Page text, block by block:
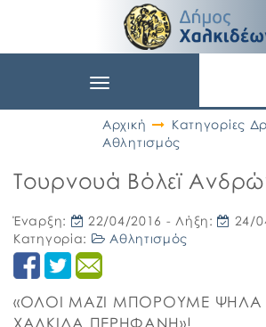
Toggle
Αρχική
Κατηγορίες
Αθλητισμός
Τουρνουά Βόλεϊ
Έναρξη: 22/04/2016 - Λήξη:
24/
Κατηγορία:
Αθλητισμός
«ΟΛΟΙ ΜΑΖΙ ΜΠΟΡΟΥΜΕ ΨΗΛΑ
ΧΑΛΚΙΔΑ ΠΕΡΗΦΑΝΗ»!